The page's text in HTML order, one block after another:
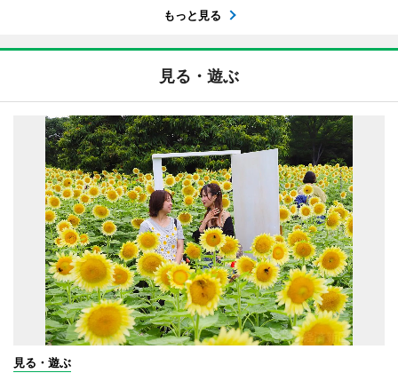
もっと見る
見る・遊ぶ
見る・遊ぶ